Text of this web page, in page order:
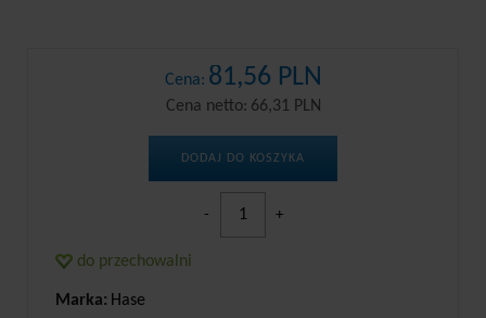
Cena: 81,56 PLN
Cena netto: 66,31 PLN
DODAJ DO KOSZYKA
- +
do przechowalni
Marka: Hase